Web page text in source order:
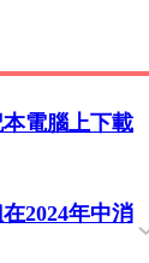
電腦上下載
2024年中消